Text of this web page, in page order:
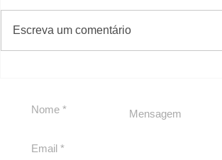
Escreva um comentário
#Sugestões